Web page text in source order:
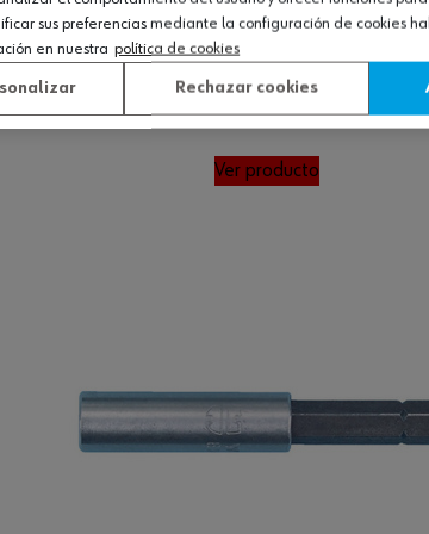
inoxidable
Ver producto
sus preferencias mediante la configuración de cookies
en nuestra política de cookies
Rechazar cookies